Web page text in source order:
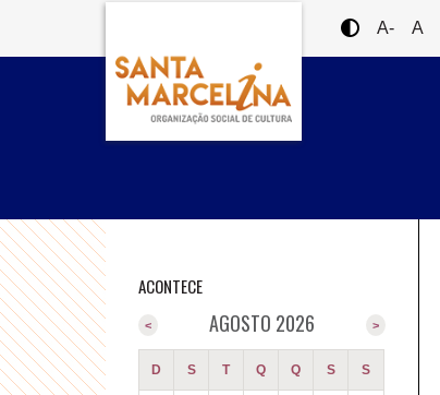
A- A
ACONTECE
AGOSTO 2026 >
<
D S T Q Q S S